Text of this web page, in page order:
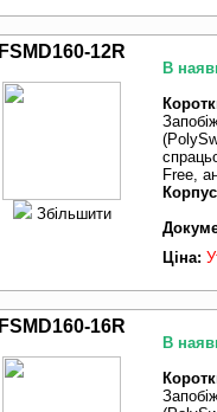
FSMD160-12R
Збільшити
В
Free,
Ціна:
FSMD160-16R
В